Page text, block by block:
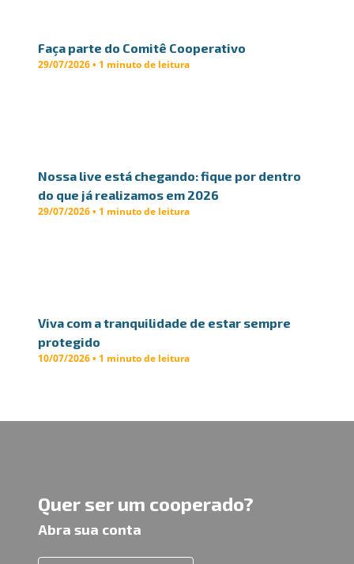
Faça parte do Comitê Cooperativo
29/07/2026 • 1 minuto de leitura
Nossa live está chegando: fique por dentro
do que já realizamos em 2026
29/07/2026 • 1 minuto de leitura
Viva com a tranquilidade de estar sempre
protegido
10/07/2026 • 1 minuto de leitura
Quer ser um cooperado?
Abra sua conta